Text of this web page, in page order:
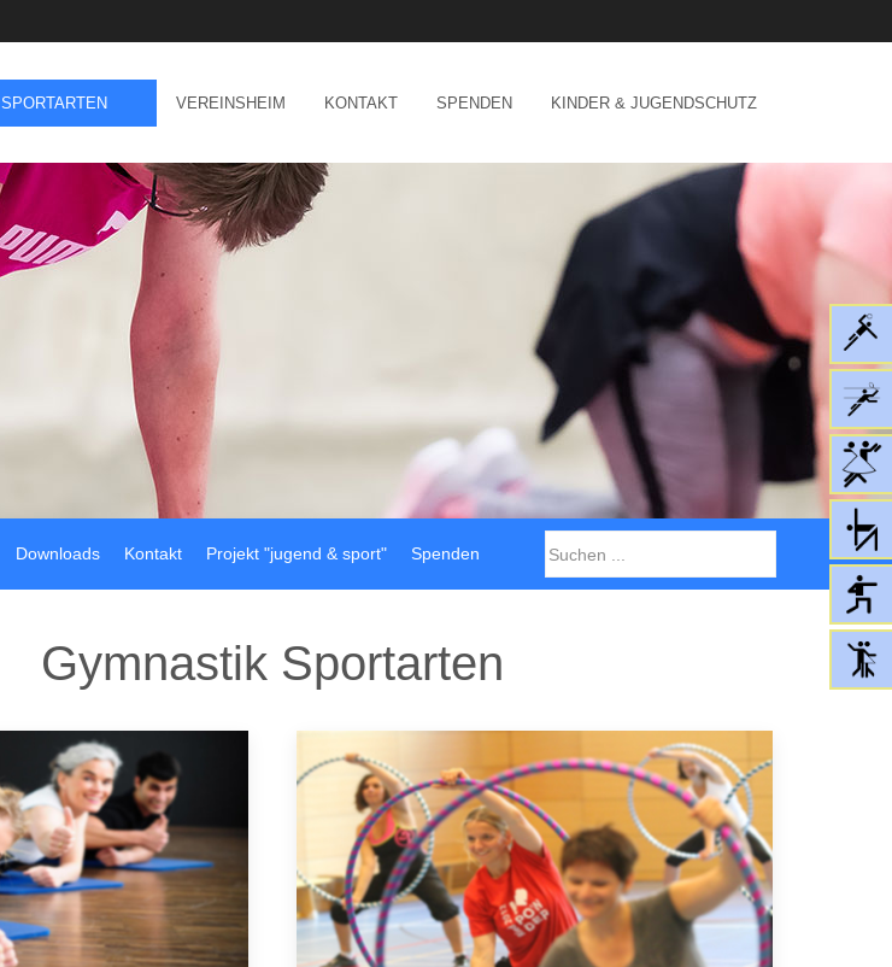
SPORTARTEN VEREINSHEIM KONTAKT SPENDEN KINDER & JUGENDSCHUTZ
Downloads Kontakt Projekt "jugend & sport" Spenden
Gymnastik Sportarten